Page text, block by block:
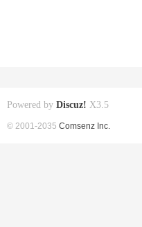
Powered by Discuz! X3.5
© 2001-2035 Comsenz Inc.